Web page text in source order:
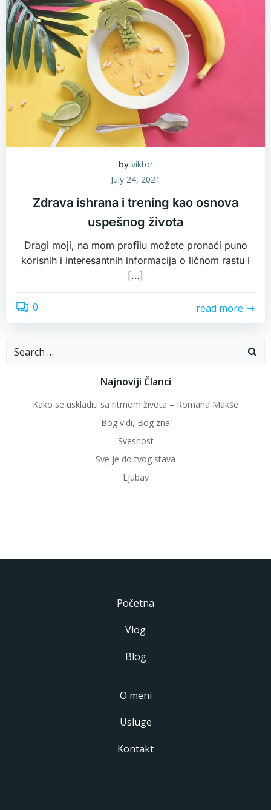
by viktor
July 24, 2021
Zdrava ishrana i trening kao osnova
uspešnog života
Dragi moji, na mom profilu možete pronaći puno
korisnih i interesantnih informacija o ličnom rastu i
[…]
0 read more
Search
Najnoviji Članci
Kako se uskladiti sa ritmom života – Romana Makše
Bog vidi, Bog zna
Svesnost
Sve je do tvog stava
Ljubav
Početna
Vlog
Blog
O meni
Usluge
Kontakt